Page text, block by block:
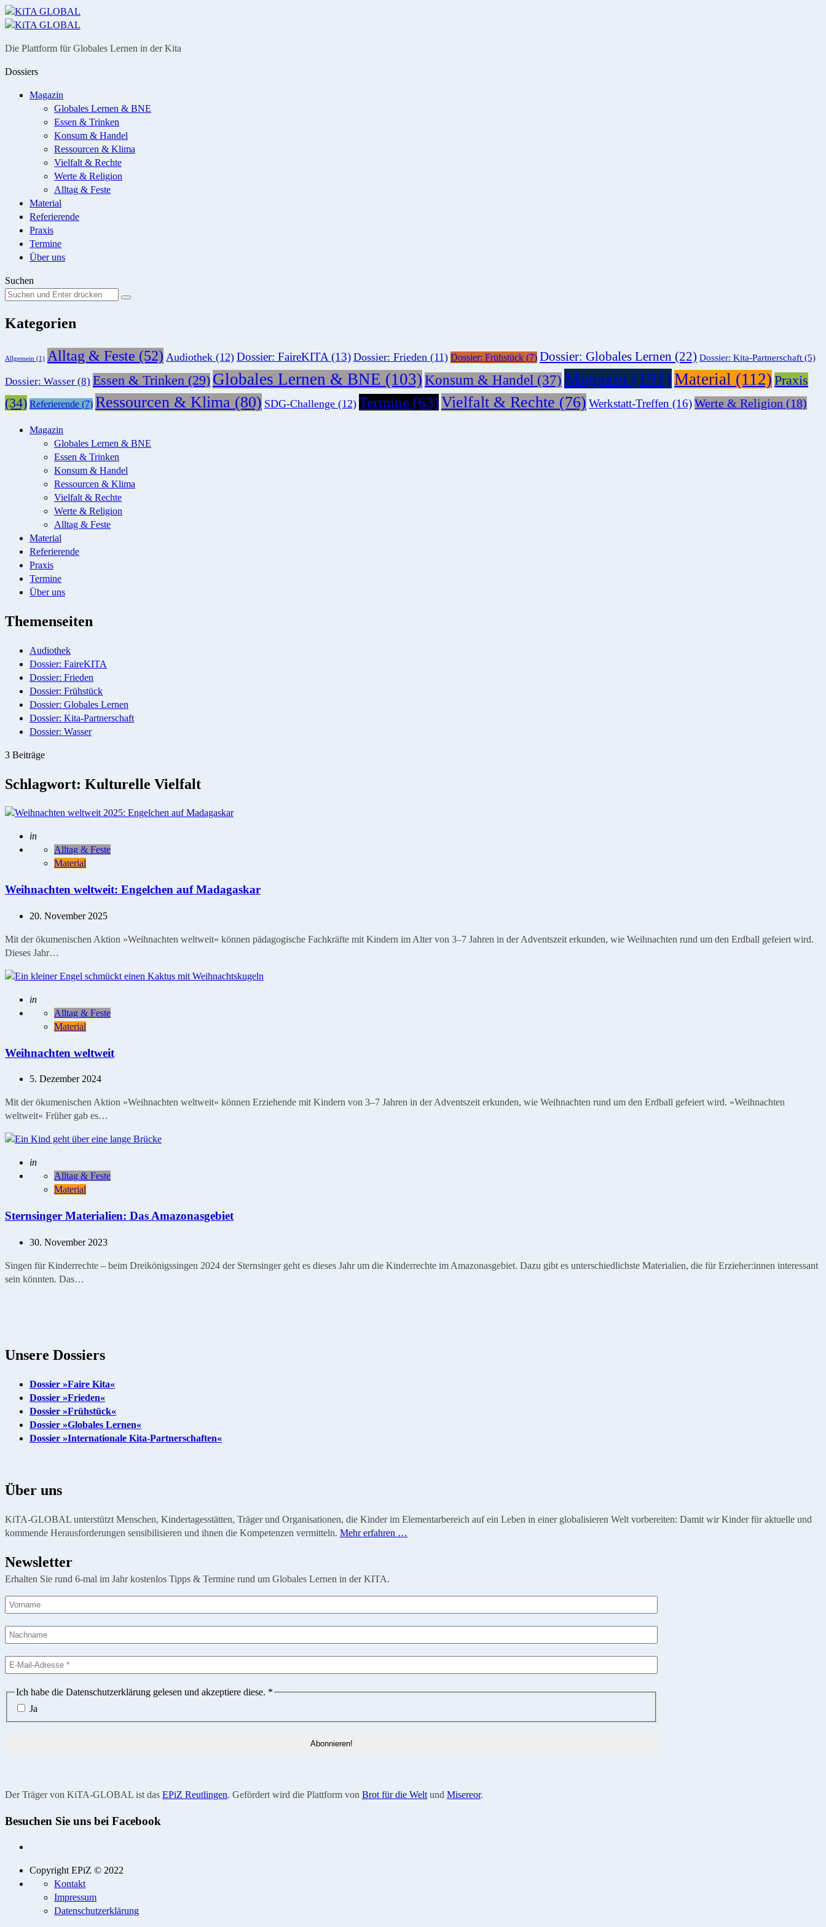
Menü
Suche
Die Plattform für Globales Lernen in der Kita
Dossiers
Magazin
Globales Lernen & BNE
Essen & Trinken
Konsum & Handel
Ressourcen & Klima
Vielfalt & Rechte
Werte & Religion
Alltag & Feste
Material
Referierende
Praxis
Termine
Über uns
Suchen
Suchen
nach:
Suche
Kategorien
Allgemein (1) Alltag & Feste (52) Audiothek (12) Dossier: FaireKITA (13) Dossier: Frieden (11) Dossier: Frühstück (7) Dossier: Globales Lernen (22) Dossier: Kita-Partnerschaft (5)
Dossier: Wasser (8) Essen & Trinken (29) Globales Lernen & BNE (103) Konsum & Handel (37) Magazin (191)Material (112) Praxis
(34) Referierende (7) Ressourcen & Klima (80) SDG-Challenge (12) Termine (63)Vielfalt & Rechte (76) Werkstatt-Treffen (16)Werte & Religion (18)
Magazin
Globales Lernen & BNE
Essen & Trinken
Konsum & Handel
Ressourcen & Klima
Vielfalt & Rechte
Werte & Religion
Alltag & Feste
Material
Referierende
Praxis
Termine
Über uns
Themenseiten
Audiothek
Dossier: FaireKITA
Dossier: Frieden
Dossier: Frühstück
Dossier: Globales Lernen
Dossier: Kita-Partnerschaft
Dossier: Wasser
3 Beiträge
Schlagwort: Kulturelle Vielfalt
Geschrieben
in
Alltag & Feste
Material
Weihnachten weltweit: Engelchen auf Madagaskar
20. November 2025
Mit der ökumenischen Aktion »Weihnachten weltweit« können pädagogische Fachkräfte mit Kindern im Alter von 3–7 Jahren in der Adventszeit erkunden, wie Weihnachten rund um den Erdball gefeiert wird.
Dieses Jahr…
Geschrieben
in
Alltag & Feste
Material
Weihnachten weltweit
5. Dezember 2024
Mit der ökumenischen Aktion »Weihnachten weltweit« können Erziehende mit Kindern von 3–7 Jahren in der Adventszeit erkunden, wie Weihnachten rund um den Erdball gefeiert wird. »Weihnachten
weltweit« Früher gab es…
Geschrieben
in
Alltag & Feste
Material
Sternsinger Materialien: Das Amazonasgebiet
30. November 2023
Singen für Kinderrechte – beim Dreikönigssingen 2024 der Sternsinger geht es dieses Jahr um die Kinderrechte im Amazonasgebiet. Dazu gibt es unterschiedlichste Materialien, die für Erzieher:innen interessant
sein könnten. Das…
Unsere Dossiers
Dossier »Faire Kita«
Dossier »Frieden«
Dossier »Frühstück«
Dossier »Globales Lernen«
Dossier »Internationale Kita-Partnerschaften«
Über uns
KiTA-GLOBAL unterstützt Menschen, Kindertagesstätten, Träger und Organisationen, die Kinder im Elementarbereich auf ein Leben in einer globalisieren Welt vorbereiten: Damit wir Kinder für aktuelle und
kommende Herausforderungen sensibilisieren und ihnen die Kompetenzen vermitteln. Mehr erfahren …
Newsletter
Erhalten Sie rund 6-mal im Jahr kostenlos Tipps & Termine rund um Globales Lernen in der KITA.
Ich habe die Datenschutzerklärung gelesen und akzeptiere diese. *
Ja
Der Träger von KiTA-GLOBAL ist das EPiZ Reutlingen. Gefördert wird die Plattform von Brot für die Welt und Misereor.
Besuchen Sie uns bei Facebook
Copyright EPiZ © 2022
Kontakt
Impressum
Datenschutzerklärung